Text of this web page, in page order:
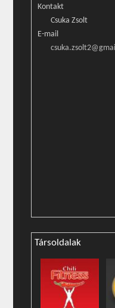
Kontakt
Csuka Zsolt
E-mail
Társoldalak